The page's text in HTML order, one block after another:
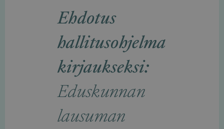
Ehdotus
hallitusohjelma
kirjaukseksi:
Eduskunnan
lausuman